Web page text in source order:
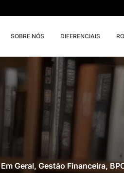
SOBRE NÓS DIFERENCIAIS
Em Geral, Gestão Financeira,